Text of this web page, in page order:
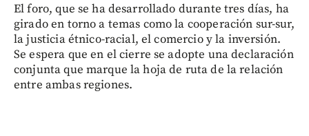
El foro, que se ha desarrollado durante tres días, ha
girado en torno a temas como la cooperación sur-sur,
la justicia étnico-racial, el comercio y la inversión.
Se espera que en el cierre se adopte una declaración
conjunta que marque la hoja de ruta de la relación
entre ambas regiones.